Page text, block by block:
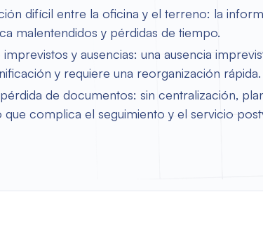
difícil entre la oficina y el terreno: la
malentendidos y pérdidas de tiempo.
imprevistos y ausencias: una ausencia
y requiere una reorganización rápida.
de documentos: sin centralización,
que complica el seguimiento y el servicio